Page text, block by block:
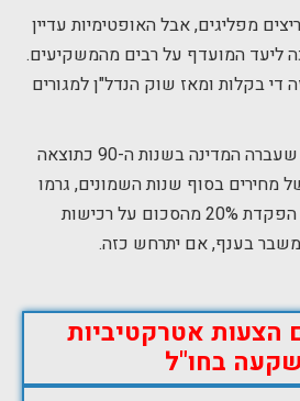
מפליגים, אבל האופטימיות עדיין
ליעד המועדף על רבים מהמשקיעים.
בקלות ומאז שוק הנדל"ן למגורים
עם זאת, בעקבות משבר שעברה המדינה בשנות ה-90 כתוצאה
מחירים בסוף שנות השמונים, גרמו
להחלת התקנה של חובת הפקדת 20% מהסכום על רכישות
בענף, אם יתרחש כזה.
הצעות אטרקטיביות
בחו"ל